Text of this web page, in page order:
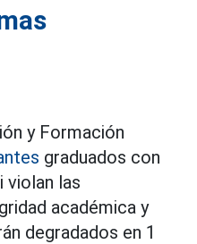
y Formación
graduados con
violan las
académica y
degradados en 1